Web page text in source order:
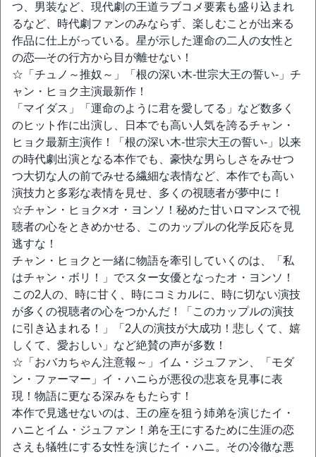
つ、男装など、現代劇の王道ラブコメ要素も盛り込まれ
るなど、時代劇ファンのみならず、楽しむことが出来る
作品に仕上がっている。星が示した運命の二人の女性と
の恋―その行方から目が離せない！
☆「チュノ～推奴～」「根の深い木‐世宗大王の誓い‐」チ
ャン・ヒョク主演最新作！
「マイダス」「運命のように君を愛してる」など数多く
のヒット作に出演し、日本でも高い人気を誇るチャン・
ヒョク最新主演作！「根の深い木‐世宗大王の誓い‐」以来
の時代劇出演となる本作でも、豪快な男らしさをみせつ
つ大切な人の前でみせる繊細な表情など、本作でも高い
演技力と多彩な表情を見せ、多くの視聴者が夢中に！
☆チャン・ヒョク×オ・ヨンソ！秘めた甘いロマンスで視
聴者の心をときめかせる、このカップルの化学反応を見
逃すな！
チャン・ヒョクと一緒に物語を牽引していくのは、「私
はチャン・ボリ！」でスター女優となったオ・ヨンソ！
この2人の、時に甘く、時にコミカルに、時に切ない演技
が多くの視聴者の心をつかんだ！「このカップルの演技
に引き込まれる！」「2人の演技が大成功！悲しくて、嬉
しくて、愛おしい」など絶賛の声が多数！
☆「おバカちゃん注意報～」イム・ジュファン、「モダ
ン・ファーマー」イ・ハニらが悪役の悲哀を見事に表
現！物語に更なる深みをもたらす！
本作で見逃せないのは、王の座を狙う姉弟を演じたイ・
ハニとイム・ジュファン！弟を王にするために生涯の恋
さえも犠牲にする女性を演じたイ・ハニ。その冷徹な悪